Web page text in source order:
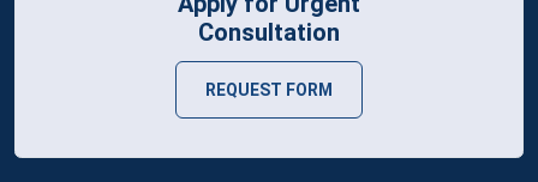
Consultation
REQUEST FORM